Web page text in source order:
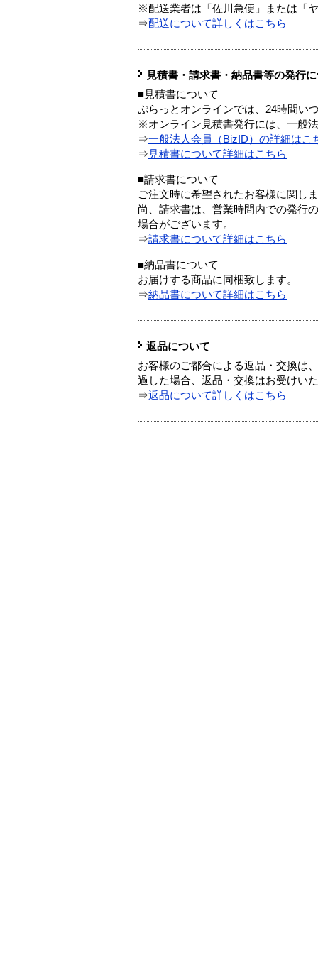
※配送業者は「佐川急便」または「
⇒配送について詳しくはこちら
見積書・請求書・納品書等の発行
■見積書について
ぷらっとオンラインでは、24時間い
※オンライン見積書発行には、一般
⇒一般法人会員（BizID）の詳細はこ
⇒ 見積書について詳細はこちら
■請求書について
ご注文時に希望されたお客様に関し
尚、請求書は、営業時間内での発行
場合がございます。
⇒請求書について詳細はこちら
■納品書について
お届けする商品に同梱致します。
⇒納品書について詳細はこちら
返品について
お客様のご都合による返品・交換は
過した場合、返品・交換はお受けい
⇒返品について詳しくはこちら